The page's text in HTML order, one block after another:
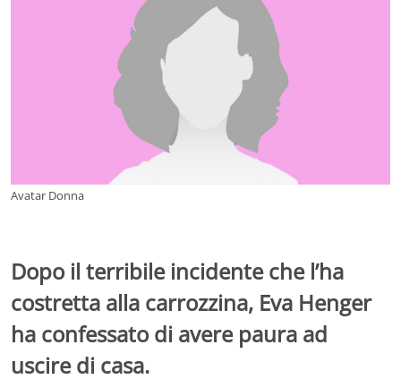
Avatar Donna
Dopo il terribile incidente che l’ha
costretta alla carrozzina, Eva Henger
ha confessato di avere paura ad
uscire di casa.